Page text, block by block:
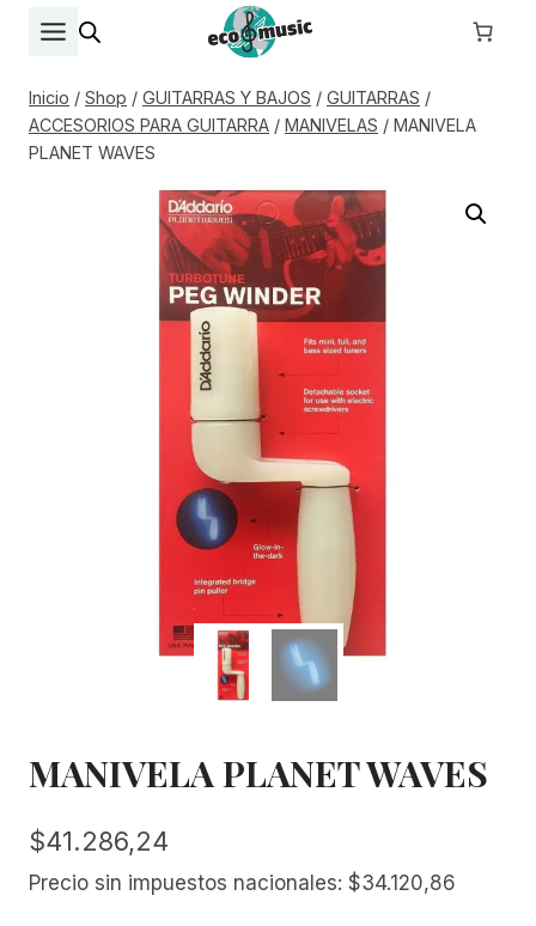
Inicio / Shop / GUITARRAS Y BAJOS / GUITARRAS /
ACCESORIOS PARA GUITARRA / MANIVELAS / MANIVELA
PLANET WAVES
MANIVELA PLANET WAVES
$41.286,24
Precio sin impuestos nacionales: $34.120,86